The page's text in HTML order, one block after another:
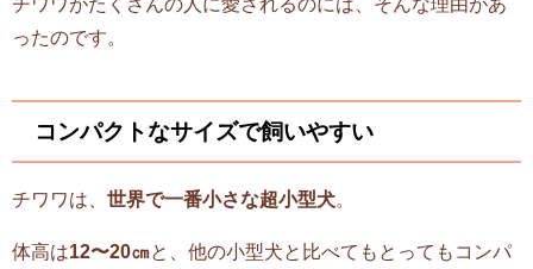
ったのです。
コンパクトなサイズで飼いやすい
チワワは、 世界で一番小さな超小型犬
体高は12〜20㎝と、他の小型犬と比べてもとってもコンパ